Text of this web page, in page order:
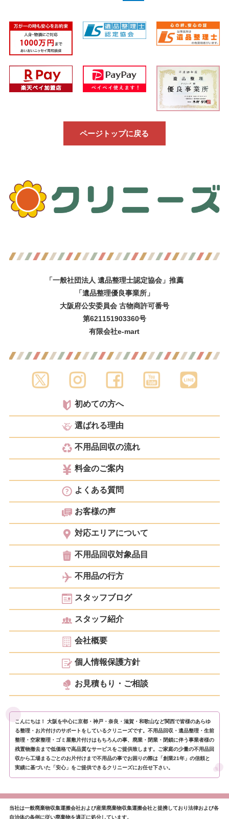
ページトップに戻る
「一般社団法人 遺品整理士認定協会」推薦
「遺品整理優良事業所」
大阪府公安委員会 古物商許可番号
第621151903360号
有限会社e-mart
初めての方へ
選ばれる理由
不用品回収の流れ
料金のご案内
よくある質問
お客様の声
対応エリアについて
不用品回収対象品目
不用品の行方
スタッフブログ
スタッフ紹介
会社概要
個人情報保護方針
お見積もり・ご相談
こんにちは！ 大阪を中心に京都・神戸・奈良・滋賀・和歌山など関西で皆様のあらゆ
る整理・お片付けのサポートをしているクリニーズです。不用品回収・遺品整理・生前
整理・空家整理・ゴミ屋敷片付けはもちろんの事、廃業・閉業・閉鎖に伴う事業者様の
残置物撤去まで低価格で高品質なサービスをご提供致します。ご家庭の少量の不用品回
収から工場まるごとのお片付けまで不用品の事でお困りの際は「創業21年」の信頼と
実績に基づいた「安心」をご提供できるクリニーズにお任せ下さい。
当社は一般廃棄物収集運搬会社および産業廃棄物収集運搬会社と提携しており法律および各
自治体の条例に従い廃棄物を適正に処分しています。